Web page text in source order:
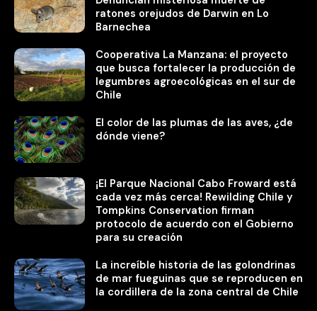
ratones orejudos de Darwin en Lo
Barnechea
Cooperativa La Manzana: el proyecto
que busca fortalecer la producción de
legumbres agroecológicas en el sur de
Chile
El color de las plumas de las aves, ¿de
dónde viene?
¡El Parque Nacional Cabo Froward está
cada vez más cerca! Rewilding Chile y
Tompkins Conservation firman
protocolo de acuerdo con el Gobierno
para su creación
La increíble historia de las golondrinas
de mar fueguinas que se reproducen en
la cordillera de la zona central de Chile